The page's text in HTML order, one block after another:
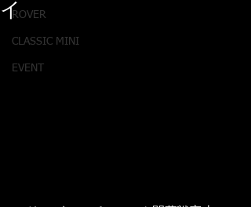
ROVER
CLASSIC MINI
EVENT
イ